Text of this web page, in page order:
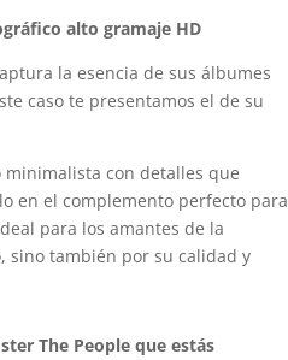
alto gramaje HD
la esencia de sus álbumes
caso te presentamos el de su
con detalles que
en el complemento perfecto para
para los amantes de la
sino también por su calidad y
The People que estás